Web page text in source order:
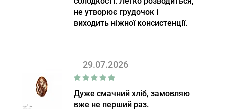
не утворює грудочок і
виходить ніжної консистенції.
29.07.2026
Дуже смачний хліб, замовляю
вже не перший раз.